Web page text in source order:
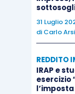
d’impresa(a
stato
somme
spese
un’impresa
Professionisti
31 Luglio
di Carlo
REDDITO
IRAP e
esercizio